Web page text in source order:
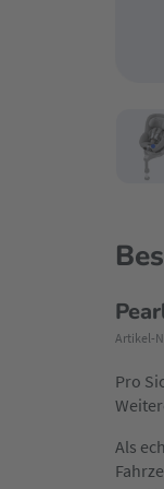
Artikel-
Pro
Als